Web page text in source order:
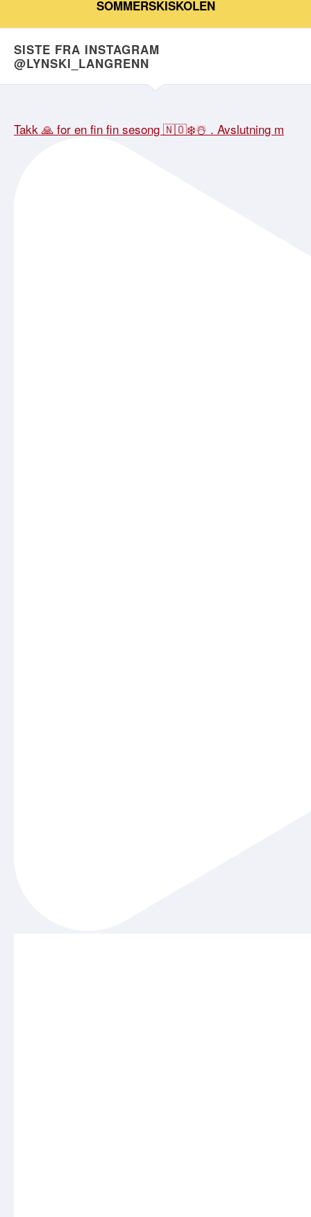
SOMMERSKISKOLEN
SISTE FRA INSTAGRAM
@LYNSKI_LANGRENN
Takk 🙏 for en fin fin sesong 🇳🇴❄️☃️ . Avslutning m